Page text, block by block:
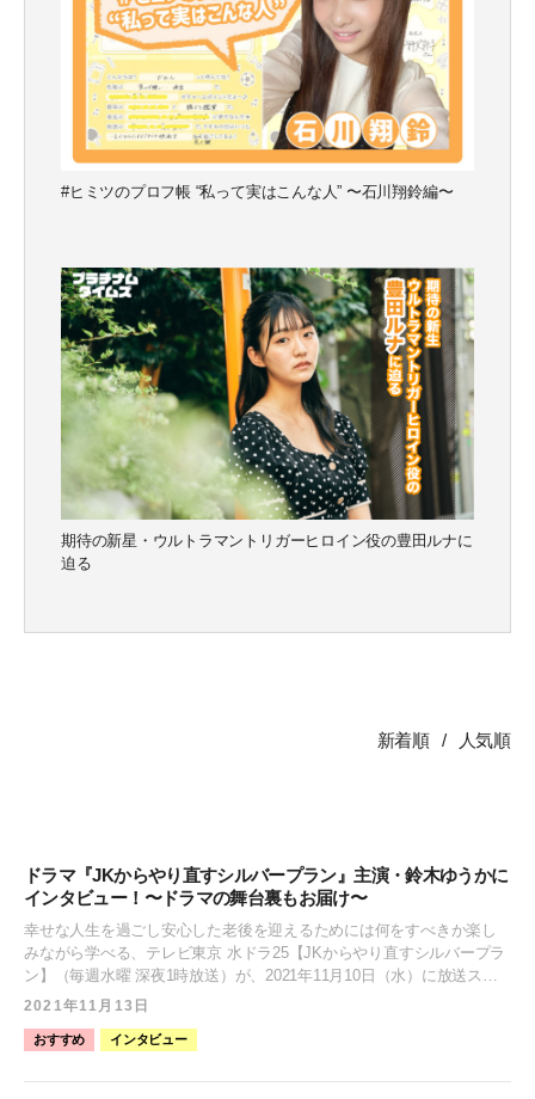
#ヒミツのプロフ帳 “私って実はこんな人” 〜石川翔鈴編〜
期待の新星・ウルトラマントリガーヒロイン役の豊田ルナに
迫る
新着順 人気順
ドラマ『JKからやり直すシルバープラン』主演・鈴木ゆうかに
インタビュー！〜ドラマの舞台裏もお届け〜
幸せな人生を過ごし安心した老後を迎えるためには何をすべきか楽し
みながら学べる、テレビ東京 水ドラ25【JKからやり直すシルバープラ
ン】（毎週水曜 深夜1時放送）が、2021年11月10日（水）に放送スタ
ートしました。 今回“鈴木ゆうか”が二ノ宮小百合役として、そして“小
と富の絶頂を極めた傲慢なお嬢様・二ノ宮小百合（鈴木ゆうか）は、
メ』という本と出会い「人生に大切なことは３つだけある」と知った
2021年11月13日
おすすめ インタビュー